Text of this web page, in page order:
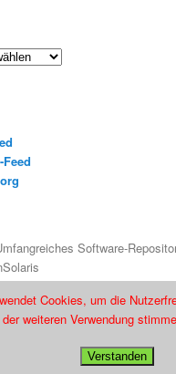
Software-
mit fettem Gebläse
Viele interessante Infos,
Cookies, um die
weiteren Verwendung
Verstanden